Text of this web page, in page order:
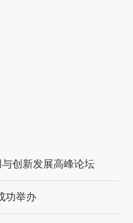
创新发展高峰论坛
功举办